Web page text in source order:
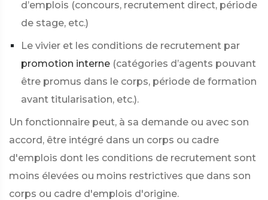
d’emplois (concours, recrutement direct, période
de stage, etc.)
Le vivier et les conditions de recrutement par
promotion interne (catégories d’agents pouvant
être promus dans le corps, période de formation
avant titularisation, etc.).
Un fonctionnaire peut, à sa demande ou avec son
accord, être intégré dans un corps ou cadre
d'emplois dont les conditions de recrutement sont
moins élevées ou moins restrictives que dans son
corps ou cadre d'emplois d'origine.